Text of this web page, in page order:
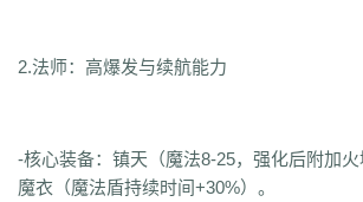
2.法师：高爆发与续航能力
-核心装备：镇天（魔法8-25，强化后附加
魔衣（魔法盾持续时间+30%）。